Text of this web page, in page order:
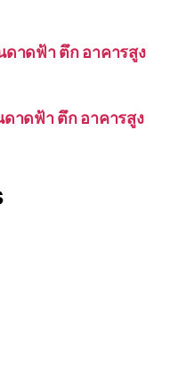
าดฟ้า ตึก อาคารสูง
าดฟ้า ตึก อาคารสูง